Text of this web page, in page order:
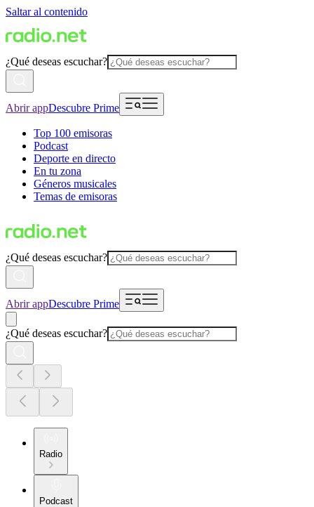
Saltar al contenido
¿Qué deseas escuchar?
Abrir appDescubre Prime
Top 100 emisoras
Podcast
Deporte en directo
En tu zona
Géneros musicales
Temas de emisoras
¿Qué deseas escuchar?
Abrir appDescubre Prime
¿Qué deseas escuchar?
Radio
Podcast